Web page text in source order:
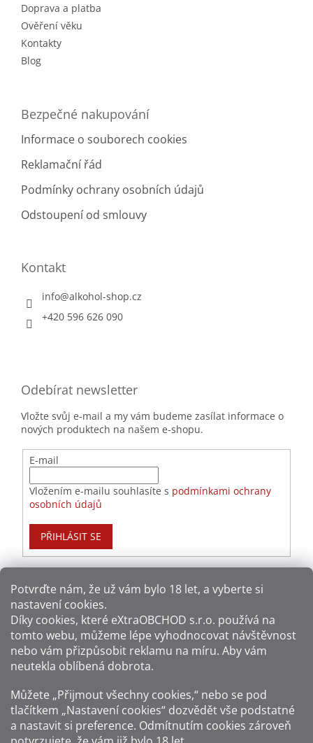
Potvrďte nám​​, že už vám bylo 18 let, a vyberte si
nastavení cookies.
Díky cookies, které eXtraOBCHOD s.r.o. používá na
tomto webu, můžeme lépe vyhodnocovat návštěvnost
nebo vám přizpůsobit reklamu na míru. Aby vám
neutekla oblíbená dobrota.
Můžete „Přijmout všechny cookies,“ nebo se pod
tlačítkem „Nastavení cookies“ dozvědět vše podstatné
a nastavit si preference. Odmítnutím cookies zároveň
Doprava a platba
Ověření věku
Kontakty
Blog
Bezpečné nakupování
Informace o souborech cookies
Reklamační řád
Podmínky ochrany osobních údajů
Odstoupení od smlouvy
Kontakt
info@alkohol-shop.cz
+420 596 626 090
Odebírat newsletter
Vložte svůj e-mail a my vám budeme zasílat informace o
nových produktech na našem e-shopu.
E-mail
Vložením e-mailu souhlasíte s podmínkami ochrany
osobních údajů
PŘIHLÁSIT SE
Způsoby dopravy: